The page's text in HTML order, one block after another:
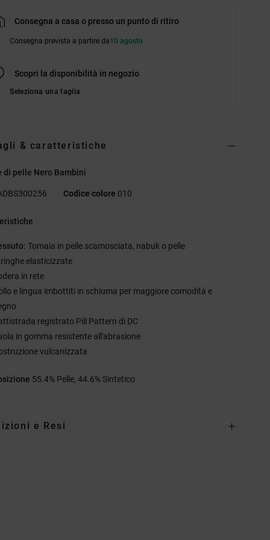
Consegna a casa o presso un punto di ritiro
Consegna prevista a partire da10 agosto
Scopri la disponibilità in negozio
Seleziona una taglia
& caratteristiche
di pelle Nero Bambini
Codice colore 010
Tomaia in pelle scamosciata, nabuk o pelle
elasticizzate
in rete
e lingua imbottiti in schiuma per maggiore comodità e
registrato Pill Pattern di DC
in gomma resistente all'abrasione
vulcanizzata
55.4% Pelle, 44.6% Sintetico
e Resi